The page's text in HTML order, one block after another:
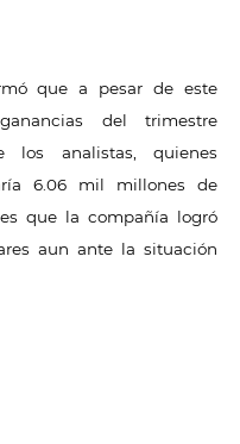
que a pesar de este
del trimestre
los analistas, quienes
6.06 mil millones de
que la compañía logró
aun ante la situación